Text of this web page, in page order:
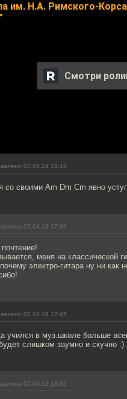
им. Н.А. Римского-
Смотри
07.04.19 15:18
со своими Am Dm Cm явно
07.04.19 17:09
меня на классической
электро-гитара ну ни как
07.04.19 17:45
учился в муз.школе больше
слишком заумно и скучно :)
07.04.19 18:05